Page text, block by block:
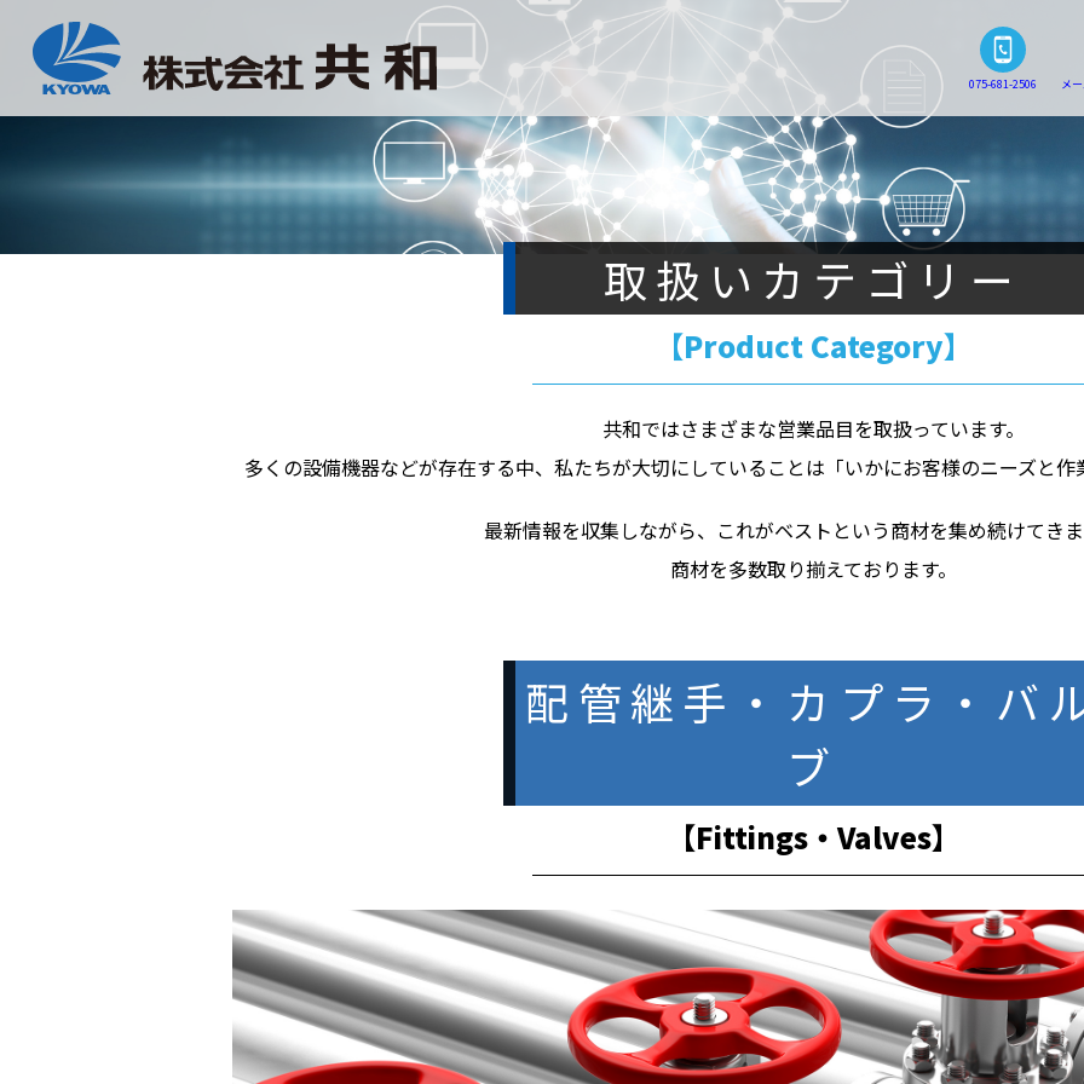
075-681-2506 メ
取扱いカテゴリー
【Product Category】
共和ではさまざまな営業品目を取扱っています。
多くの設備機器などが存在する中、 私たちが大切にしていることは「いかにお客様のニーズと
最新情報を収集しながら、 これがベストという商材を集め続けてき
商材を多数取り揃えております。
配管継手・カプラ・バ
ブ
【Fittings・Valves】